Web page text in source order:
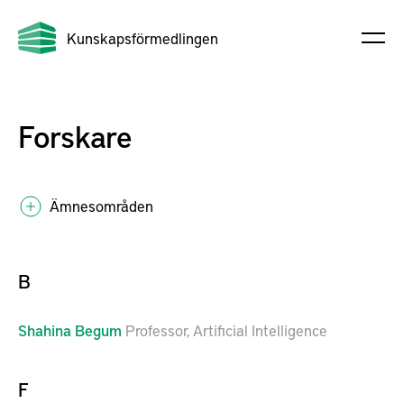
Kunskapsförmedlingen
Forskare
Ämnesområden
B
Shahina Begum Professor, Artificial Intelligence
F